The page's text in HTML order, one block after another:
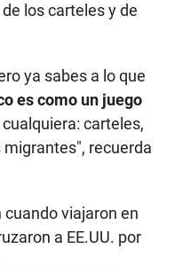
los carteles y de
ya sabes a lo que
es como un juego
carteles,
recuerda
viajaron en
a EE.UU. por